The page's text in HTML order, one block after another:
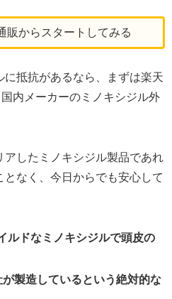
販からスタートしてみる
抵抗があるなら、まずは楽天
内メーカーのミノキシジル外
アしたミノキシジル製品であれ
なく、今日からでも安心して
ルドなミノキシジルで頭皮の
製造しているという絶対的な